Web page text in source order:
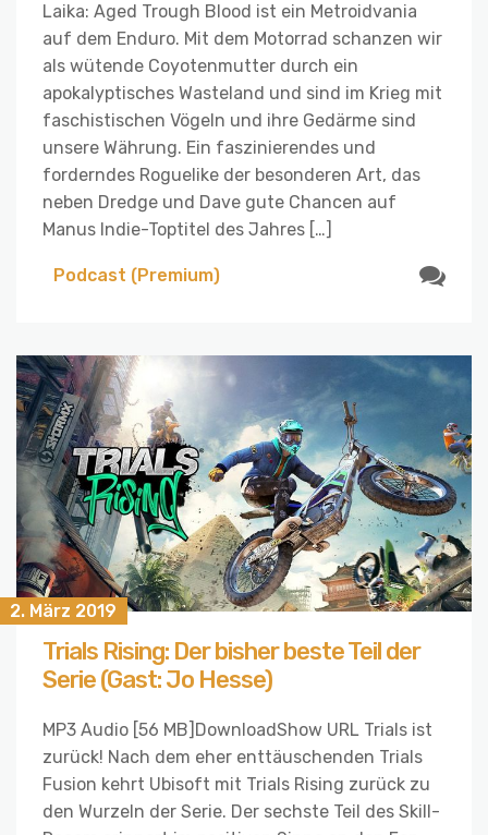
Laika: Aged Trough Blood ist ein Metroidvania
auf dem Enduro. Mit dem Motorrad schanzen wir
als wütende Coyotenmutter durch ein
apokalyptisches Wasteland und sind im Krieg mit
faschistischen Vögeln und ihre Gedärme sind
unsere Währung. Ein faszinierendes und
forderndes Roguelike der besonderen Art, das
neben Dredge und Dave gute Chancen auf
Manus Indie-Toptitel des Jahres […]
Podcast (Premium)
2. März 2019
Trials Rising: Der bisher beste Teil der
Serie (Gast: Jo Hesse)
MP3 Audio [56 MB]DownloadShow URL Trials ist
zurück! Nach dem eher enttäuschenden Trials
Fusion kehrt Ubisoft mit Trials Rising zurück zu
den Wurzeln der Serie. Der sechste Teil des Skill-